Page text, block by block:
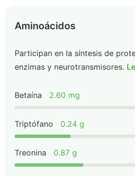
Aminoácidos
Participan en la síntesis de
enzimas y neurotransmisores.
Betaína 2.60 mg
Triptófano 0.24 g
Treonina 0.87 g